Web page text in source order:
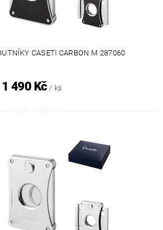
CASETI CARBON M 287060
1 490 Kč / ks